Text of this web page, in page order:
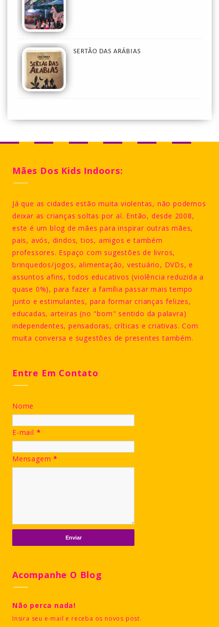
SERTÃO DAS ARÁBIAS
Mães Dos Kids Indoors:
Já que as cidades estão muita violentas, não podemos
deixar as crianças soltas por aí. Então, desde 2008,
este é um blog de mães para inspirar outras mães,
pais, avós, dindos, tios, amigos e também
professores. Espaço com sugestões de livros,
brinquedos/jogos, alimentação, vestuário, DVDs, e
assuntos afins, todos educativos (violência reduzida a
quase 0%), para fazer a família passar mais tempo
junto e estimulantes, para formar crianças felizes,
educadas, arteiras (no "bom" sentido da palavra)
independentes, pensadoras, críticas e criativas. Com
muita conversa e sugestões de presentes também.
Entre Em Contato
Nome
E-mail *
Mensagem*
Acompanhe O Blog
Não perca nada!
Insira seu e-mail e receba os novos post.